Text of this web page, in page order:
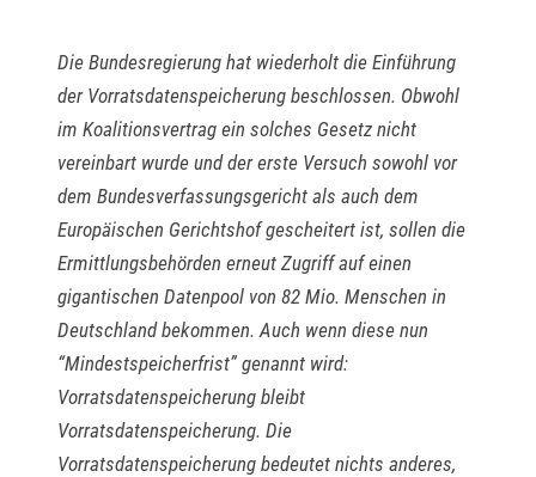
Die Bundesregierung hat wiederholt die Einführung
der Vorratsdatenspeicherung beschlossen. Obwohl
im Koalitionsvertrag ein solches Gesetz nicht
vereinbart wurde und der erste Versuch sowohl vor
dem Bundesverfassungsgericht als auch dem
Europäischen Gerichtshof gescheitert ist, sollen die
Ermittlungsbehörden erneut Zugriff auf einen
gigantischen Datenpool von 82 Mio. Menschen in
Deutschland bekommen. Auch wenn diese nun
“Mindestspeicherfrist” genannt wird:
Vorratsdatenspeicherung bleibt
Vorratsdatenspeicherung. Die
Vorratsdatenspeicherung bedeutet nichts anderes,